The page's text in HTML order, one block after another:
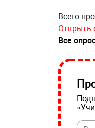
Всего
Открыть
Все